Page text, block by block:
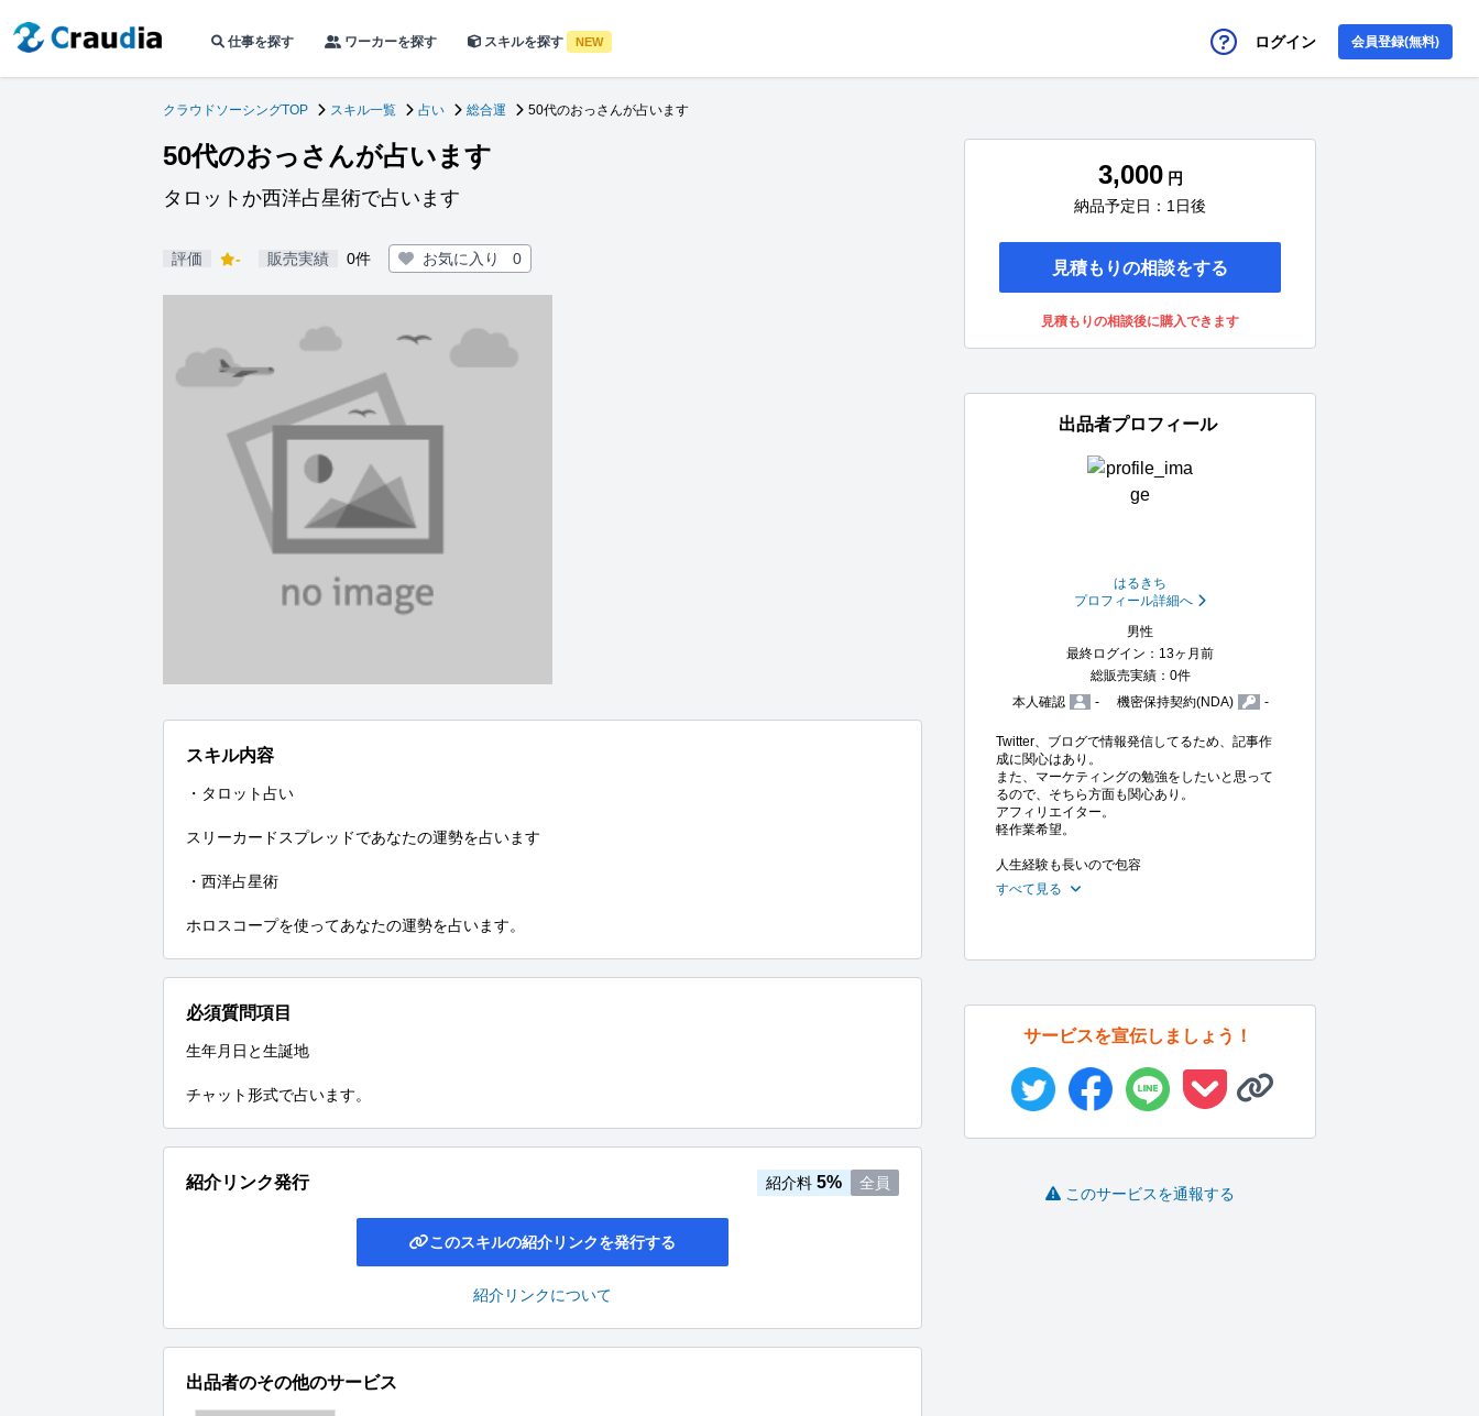
仕事を探す ワーカーを探す スキルを探す NEW ログイン 会員登録(無料)
クラウドソーシングTOP スキル一覧 占い 総合運 50代のおっさんが占います
50代のおっさんが占います
タロットか西洋占星術で占います
評価 - 販売実績 0件 お気に入り 0
スキル内容
・タロット占い
スリーカードスプレッドであなたの運勢を占います
・西洋占星術
ホロスコープを使ってあなたの運勢を占います。
必須質問項目
生年月日と生誕地
チャット形式で占います。
紹介リンク発行 紹介料 5% 全員
このスキルの紹介リンクを発行する
紹介リンクについて
出品者のその他のサービス
3,000 円
納品予定日：1日後
見積もりの相談をする
見積もりの相談後に購入できます
出品者プロフィール
はるきち
プロフィール詳細へ
男性
最終ログイン：13ヶ月前
総販売実績：0件
本人確認
- 機密保持契約(NDA) -
Twitter、ブログで情報発信してるため、記事作
成に関心はあり。
また、マーケティングの勉強をしたいと思って
るので、そちら方面も関心あり。
アフィリエイター。
軽作業希望。
人生経験も長いので包容
すべて見る
サービスを宣伝しましょう！
このサービスを通報する